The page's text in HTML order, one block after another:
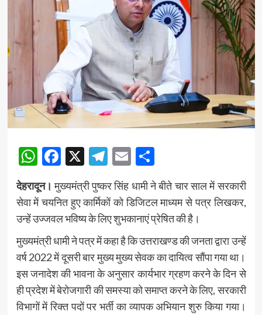
WhatsApp
Facebook
X Telegram
EmailShare
देहरादून।मुख्यमंत्री पुष्कर सिंह धामी ने बीते चार साल में सरकारी
सेवा में चयनित हुए कार्मिकों को डिजिटल माध्यम से पत्र लिखकर,
उन्हें उज्जवल भविष्य के लिए शुभकानाएं प्रेषित की है।
मुख्यमंत्री धामी ने पत्र में कहा है कि उत्तराखण्ड की जनता द्वारा उन्हें
वर्ष 2022 में दूसरी बार मुख्य मुख्य सेवक का दायित्व सौंपा गया था।
इस जनादेश की भावना के अनुसार कार्यभार ग्रहण करने के दिन से
ही प्रदेश में बेरोजगारी की समस्या को समाप्त करने के लिए, सरकारी
विभागों में रिक्त पदों पर भर्ती का व्यापक अभियान शुरु किया गया।